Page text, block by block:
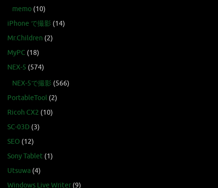
memo (10)
iPhone で撮影 (14)
Mr.Children (2)
MyPC (18)
NEX-5 (574)
NEX-5で撮影 (566)
PortableTool (2)
Ricoh CX2 (10)
SC-03D (3)
SEO (12)
Sony Tablet (1)
Utsuwa (4)
Windows Live Writer (9)